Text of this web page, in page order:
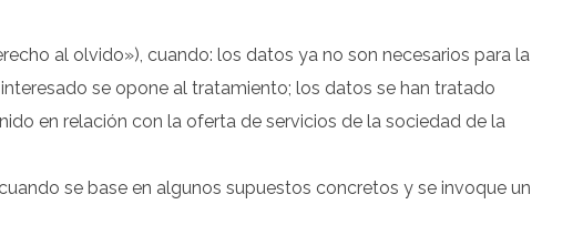
al olvido»), cuando: los datos ya no son necesarios para la
se opone al tratamiento; los datos se han tratado
en relación con la oferta de servicios de la sociedad de la
se base en algunos supuestos concretos y se invoque un